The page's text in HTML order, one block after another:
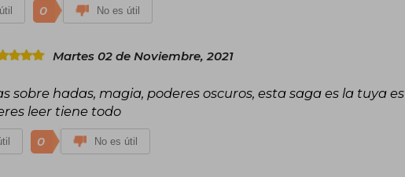
0 No es útil
Martes 02 de Noviembre, 2021
sobre hadas, magia, poderes oscuros, esta saga es la tuya es
leer tiene todo
0 No es útil